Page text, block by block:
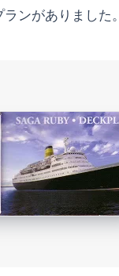
ンがありました。